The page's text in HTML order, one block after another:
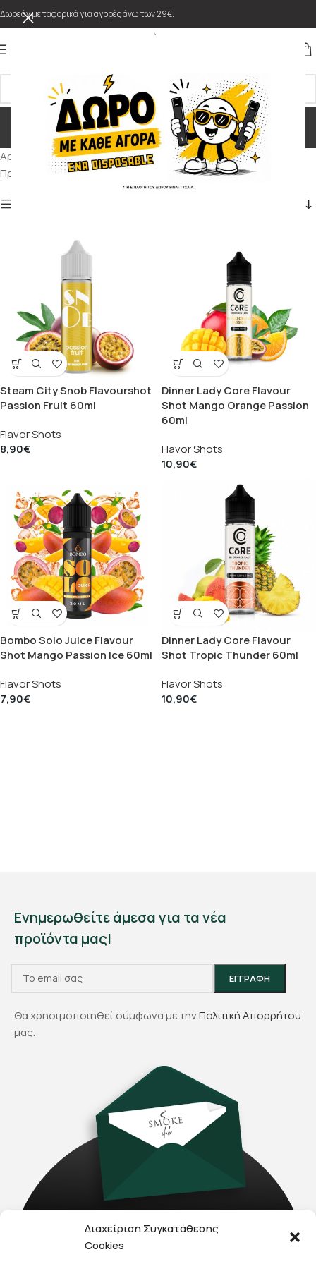
Διαχείριση Συγκατάθεσης
Cookies
Δωρεάν μεταφορικά για αγορές άνω των 29€.
Φρούτα του πάθους
Κατηγορίες
Αρχική σελίδα/Προϊόντα με ετικέτα “Φρούτα του πάθους”
Προβάλλονται όλα - 4 αποτελέσματα
Steam City Snob Flavourshot
Passion Fruit 60ml
Flavor Shots
8,90€
Dinner Lady Core Flavour
Shot Mango Orange Passion
60ml
Flavor Shots
10,90€
Bombo Solo Juice Flavour
Shot Mango Passion Ice 60ml
Flavor Shots
7,90€
Dinner Lady Core Flavour
Shot Tropic Thunder 60ml
Flavor Shots
10,90€
Ενημερωθείτε άμεσα για τα νέα
προϊόντα μας!
Θα χρησιμοποιηθεί σύμφωνα με τηνΠολιτική Απορρήτου
μας.